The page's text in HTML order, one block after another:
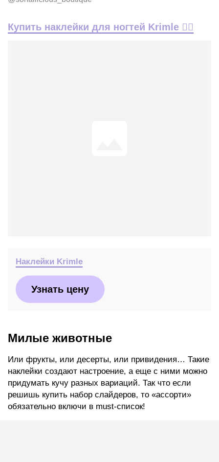
Купить наклейки для ногтей Krimle 👇🏽
Наклейки Krimle
Узнать цену
Милые животные
Или фрукты, или десерты, или привидения… Такие
наклейки создают настроение, а еще с ними можно
придумать кучу разных вариаций. Так что если
решишь купить набор слайдеров, то «ассорти»
обязательно включи в must-список!